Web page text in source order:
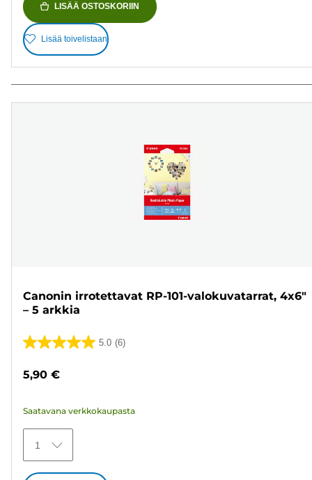
LISÄÄ OSTOSKORIIN
Lisää toivelistaan
Canonin irrotettavat RP-101-valokuvatarrat, 4x6"
– 5 arkkia
5.0 (6)
5.0/5
6
5,90 €
Saatavana verkkokaupasta
1